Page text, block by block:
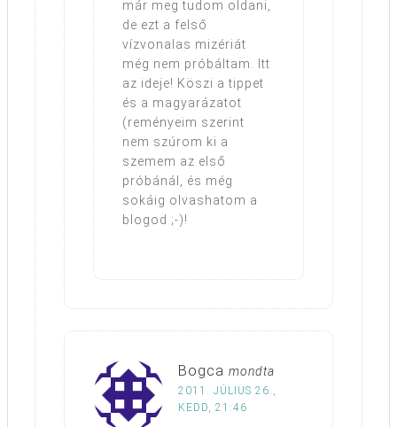
már meg tudom oldani,
de ezt a felső
vízvonalas mizériát
még nem próbáltam. Itt
az ideje! Köszi a tippet
és a magyarázatot
(reményeim szerint
nem szúrom ki a
szemem az első
próbánál, és még
sokáig olvashatom a
blogod ;-)!
Bogca mondta
2011. JÚLIUS 26.,
KEDD, 21:46